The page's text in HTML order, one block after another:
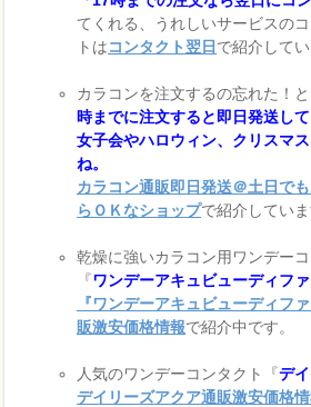
てくれる、うれしいサービスの
トはコンタクト翌日 で紹介してい
カラコンを注文するの忘れた！と
時までに注文すると即日発送し
女子会やハロウィン、クリスマ
ね。
カラコン通販即日発送＠土日で
らＯＫなショップで紹介していま
乾燥に強いカラコン用ワンデー
『ワンデーアキュビューディフ
『ワンデーアキュビューディフ
販激安価格情報で紹介中です。
人気のワンデーコンタクト『デ
デイリーズアクア通販激安価格